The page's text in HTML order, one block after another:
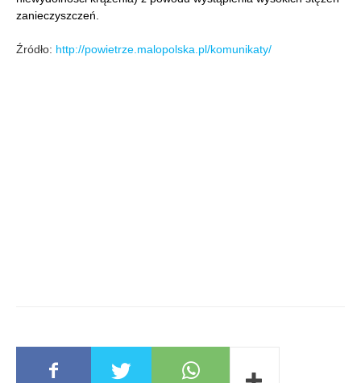
zanieczyszczeń.
Źródło: http://powietrze.malopolska.pl/komunikaty/